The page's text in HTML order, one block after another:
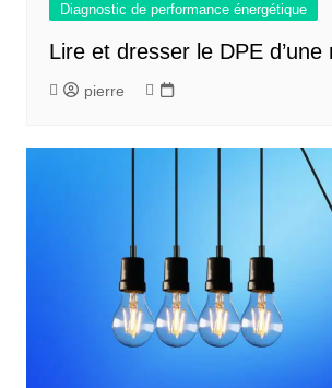
Diagnostic de performance énergétique
Lire et dresser le DPE d’une
pierre